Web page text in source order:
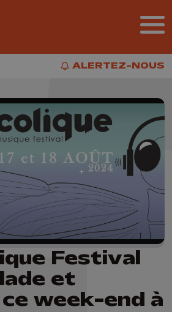
ALERTEZ-NOUS
ALERTEZ-NOUS
Festival
et
week-end à